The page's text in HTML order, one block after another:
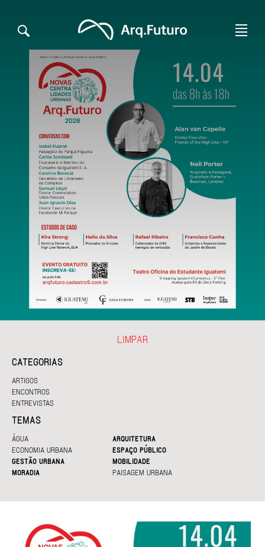
CATEGORIAS
ARTIGOS
ENCONTROS
ENTREVISTAS
TEMAS
ÁGUA
ARQUITETURA
ECONOMIA URBANA
ESPAÇO PÚBLICO
GESTÃO URBANA
MOBILIDADE
MORADIA
PAISAGEM URBANA
LIMPAR